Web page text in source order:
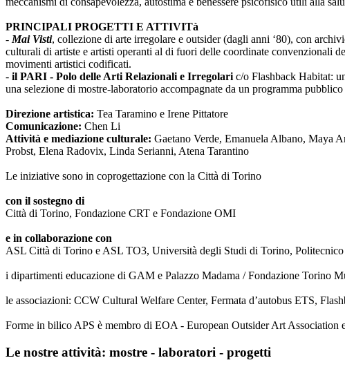
PRINCIPALI PROGETTI E ATTIVITà
- Mai Visti, collezione di arte irregolare e outsider (dagli anni ‘80), con
culturali di artiste e artisti operanti al di fuori delle coordinate convenzionali
movimenti artistici codificati.
- il PARI - Polo delle Arti Relazionali e Irregolari c/o Flashback Habitat:
una selezione di mostre-laboratorio accompagnate da un programma
Direzione artistica: Tea Taramino e Irene Pittatore
Comunicazione: Chen Li
Attività e mediazione culturale: Gaetano Verde, Emanuela Albano, Maya
Probst, Elena Radovix, Linda Serianni, Atena Tarantino
Le iniziative sono in coprogettazione con la Città di Torino
con il sostegno di
Città di Torino, Fondazione CRT e Fondazione OMI
e in collaborazione con
ASL Città di Torino e ASL TO3, Università degli Studi di Torino,
i dipartimenti educazione di GAM e Palazzo Madama / Fondazione Torino
le associazioni: CCW Cultural Welfare Center, Fermata d’autobus ETS,
Forme in bilico APS è membro di EOA - European Outsider Art Association
Le nostre attività: mostre - laboratori - progetti